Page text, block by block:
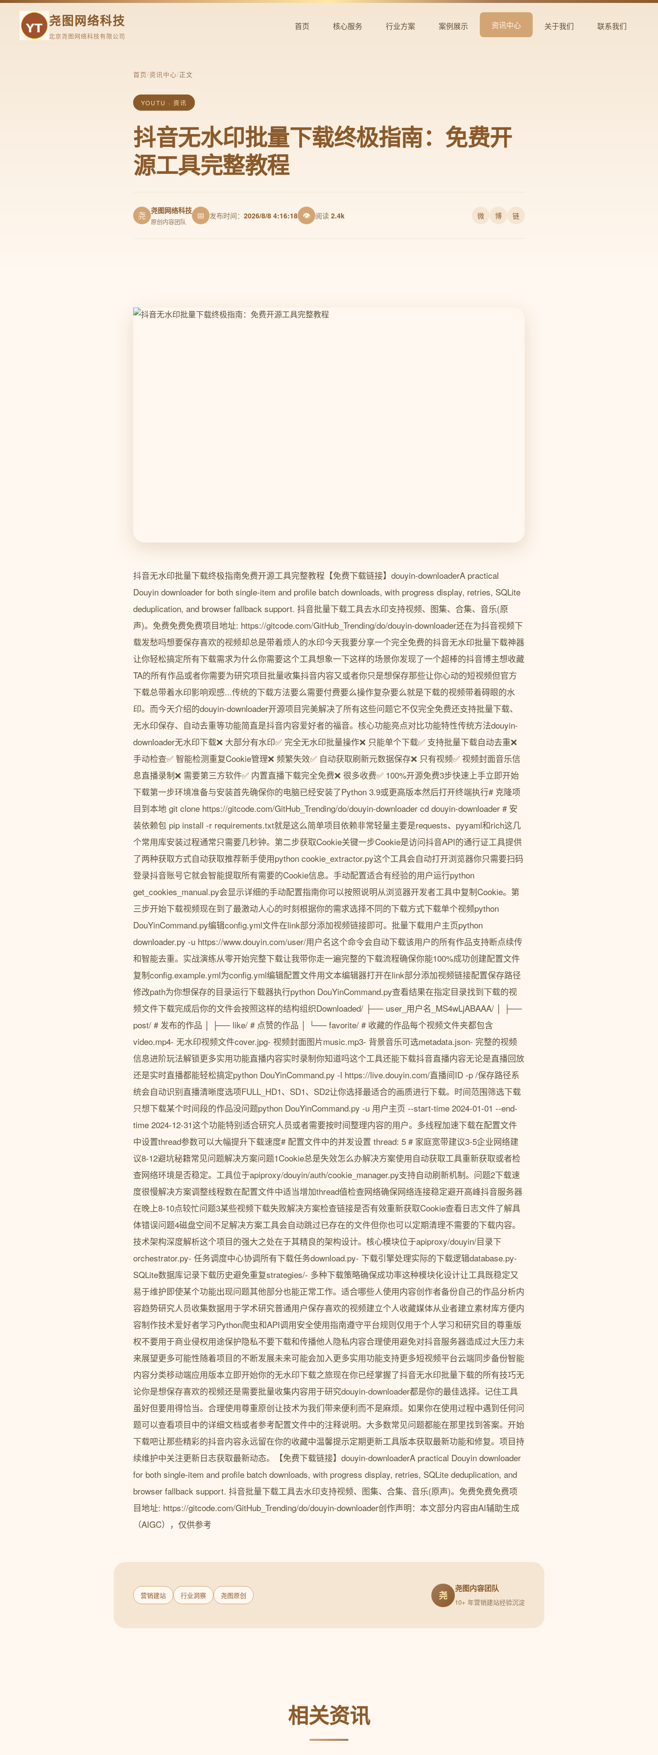
尧图网络科技
北京尧图网络科技有限公司
首页 核心服务 行业方案 案例展示 资讯中心 关于我们 联系我们
首页/资讯中心/正文
YOUTU · 资讯
抖音无水印批量下载终极指南：免费开
源工具完整教程
尧 尧图网络科技
原创内容团队
📅 发布时间： 2026/8/8 4:16:18 👁 阅读 2.4k 微 博 链
抖音无水印批量下载终极指南免费开源工具完整教程【免费下载链接】douyin-downloaderA practical
Douyin downloader for both single-item and profile batch downloads, with progress display, retries, SQLite
deduplication, and browser fallback support. 抖音批量下载工具去水印支持视频、图集、合集、音乐(原
声)。免费免费免费项目地址: https://gitcode.com/GitHub_Trending/do/douyin-downloader还在为抖音视频下
载发愁吗想要保存喜欢的视频却总是带着烦人的水印今天我要分享一个完全免费的抖音无水印批量下载神器
让你轻松搞定所有下载需求为什么你需要这个工具想象一下这样的场景你发现了一个超棒的抖音博主想收藏
TA的所有作品或者你需要为研究项目批量收集抖音内容又或者你只是想保存那些让你心动的短视频但官方
下载总带着水印影响观感...传统的下载方法要么需要付费要么操作复杂要么就是下载的视频带着碍眼的水
印。而今天介绍的douyin-downloader开源项目完美解决了所有这些问题它不仅完全免费还支持批量下载、
无水印保存、自动去重等功能简直是抖音内容爱好者的福音。核心功能亮点对比功能特性传统方法douyin-
downloader无水印下载❌ 大部分有水印✅ 完全无水印批量操作❌ 只能单个下载✅ 支持批量下载自动去重❌
手动检查✅ 智能检测重复Cookie管理❌ 频繁失效✅ 自动获取刷新元数据保存❌ 只有视频✅ 视频封面音乐信
息直播录制❌ 需要第三方软件✅ 内置直播下载完全免费❌ 很多收费✅ 100%开源免费3步快速上手立即开始
下载第一步环境准备与安装首先确保你的电脑已经安装了Python 3.9或更高版本然后打开终端执行# 克隆项
目到本地 git clone https://gitcode.com/GitHub_Trending/do/douyin-downloader cd douyin-downloader # 安
装依赖包 pip install -r requirements.txt就是这么简单项目依赖非常轻量主要是requests、pyyaml和rich这几
个常用库安装过程通常只需要几秒钟。第二步获取Cookie关键一步Cookie是访问抖音API的通行证工具提供
了两种获取方式自动获取推荐新手使用python cookie_extractor.py这个工具会自动打开浏览器你只需要扫码
登录抖音账号它就会智能提取所有需要的Cookie信息。手动配置适合有经验的用户运行python
get_cookies_manual.py会显示详细的手动配置指南你可以按照说明从浏览器开发者工具中复制Cookie。第
三步开始下载视频现在到了最激动人心的时刻根据你的需求选择不同的下载方式下载单个视频python
DouYinCommand.py编辑config.yml文件在link部分添加视频链接即可。批量下载用户主页python
downloader.py -u https://www.douyin.com/user/用户名这个命令会自动下载该用户的所有作品支持断点续传
和智能去重。实战演练从零开始完整下载让我带你走一遍完整的下载流程确保你能100%成功创建配置文件
复制config.example.yml为config.yml编辑配置文件用文本编辑器打开在link部分添加视频链接配置保存路径
修改path为你想保存的目录运行下载器执行python DouYinCommand.py查看结果在指定目录找到下载的视
频文件下载完成后你的文件会按照这样的结构组织Downloaded/ ├── user_用户名_MS4wLjABAAA/ │ ├──
post/ # 发布的作品 │ ├── like/ # 点赞的作品 │ └── favorite/ # 收藏的作品每个视频文件夹都包含
video.mp4- 无水印视频文件cover.jpg- 视频封面图片music.mp3- 背景音乐可选metadata.json- 完整的视频
信息进阶玩法解锁更多实用功能直播内容实时录制你知道吗这个工具还能下载抖音直播内容无论是直播回放
还是实时直播都能轻松搞定python DouYinCommand.py -l https://live.douyin.com/直播间ID -p /保存路径系
统会自动识别直播清晰度选项FULL_HD1、SD1、SD2让你选择最适合的画质进行下载。时间范围筛选下载
只想下载某个时间段的作品没问题python DouYinCommand.py -u 用户主页 --start-time 2024-01-01 --end-
time 2024-12-31这个功能特别适合研究人员或者需要按时间整理内容的用户。多线程加速下载在配置文件
中设置thread参数可以大幅提升下载速度# 配置文件中的并发设置 thread: 5 # 家庭宽带建议3-5企业网络建
议8-12避坑秘籍常见问题解决方案问题1Cookie总是失效怎么办解决方案使用自动获取工具重新获取或者检
查网络环境是否稳定。工具位于apiproxy/douyin/auth/cookie_manager.py支持自动刷新机制。问题2下载速
度很慢解决方案调整线程数在配置文件中适当增加thread值检查网络确保网络连接稳定避开高峰抖音服务器
在晚上8-10点较忙问题3某些视频下载失败解决方案检查链接是否有效重新获取Cookie查看日志文件了解具
体错误问题4磁盘空间不足解决方案工具会自动跳过已存在的文件但你也可以定期清理不需要的下载内容。
技术架构深度解析这个项目的强大之处在于其精良的架构设计。核心模块位于apiproxy/douyin/目录下
orchestrator.py- 任务调度中心协调所有下载任务download.py- 下载引擎处理实际的下载逻辑database.py-
SQLite数据库记录下载历史避免重复strategies/- 多种下载策略确保成功率这种模块化设计让工具既稳定又
易于维护即使某个功能出现问题其他部分也能正常工作。适合哪些人使用内容创作者备份自己的作品分析内
容趋势研究人员收集数据用于学术研究普通用户保存喜欢的视频建立个人收藏媒体从业者建立素材库方便内
容制作技术爱好者学习Python爬虫和API调用安全使用指南遵守平台规则仅用于个人学习和研究目的尊重版
权不要用于商业侵权用途保护隐私不要下载和传播他人隐私内容合理使用避免对抖音服务器造成过大压力未
来展望更多可能性随着项目的不断发展未来可能会加入更多实用功能支持更多短视频平台云端同步备份智能
内容分类移动端应用版本立即开始你的无水印下载之旅现在你已经掌握了抖音无水印批量下载的所有技巧无
论你是想保存喜欢的视频还是需要批量收集内容用于研究douyin-downloader都是你的最佳选择。记住工具
虽好但要用得恰当。合理使用尊重原创让技术为我们带来便利而不是麻烦。如果你在使用过程中遇到任何问
题可以查看项目中的详细文档或者参考配置文件中的注释说明。大多数常见问题都能在那里找到答案。开始
下载吧让那些精彩的抖音内容永远留在你的收藏中温馨提示定期更新工具版本获取最新功能和修复。项目持
续维护中关注更新日志获取最新动态。【免费下载链接】douyin-downloaderA practical Douyin downloader
for both single-item and profile batch downloads, with progress display, retries, SQLite deduplication, and
browser fallback support. 抖音批量下载工具去水印支持视频、图集、合集、音乐(原声)。免费免费免费项
目地址: https://gitcode.com/GitHub_Trending/do/douyin-downloader创作声明：本文部分内容由AI辅助生成
（AIGC），仅供参考
营销建站 行业洞察 尧图原创 尧
尧图内容团队
10+ 年营销建站经验沉淀
相关资讯